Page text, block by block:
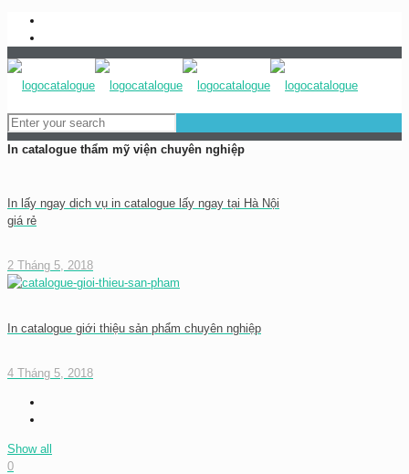
In catalogue thẩm mỹ viện chuyên nghiệp
In lấy ngay dịch vụ in catalogue lấy ngay tại Hà Nội
giá rẻ
2 Tháng 5, 2018
In catalogue giới thiệu sản phẩm chuyên nghiệp
4 Tháng 5, 2018
Show all
0